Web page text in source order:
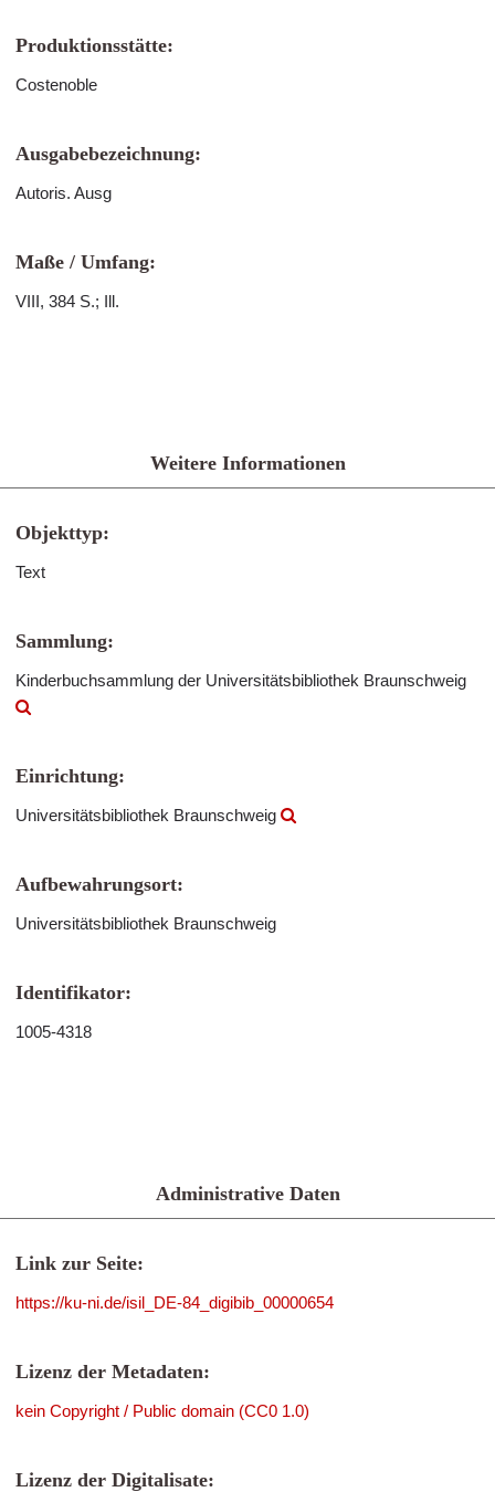
Produktionsstätte:
Costenoble
Ausgabebezeichnung:
Autoris. Ausg
Maße / Umfang:
VIII, 384 S.; Ill.
Weitere Informationen
Objekttyp:
Text
Sammlung:
Kinderbuchsammlung der Universitätsbibliothek Braunschweig
Einrichtung:
Universitätsbibliothek Braunschweig
Aufbewahrungsort:
Universitätsbibliothek Braunschweig
Identifikator:
1005-4318
Administrative Daten
Link zur Seite:
https://ku-ni.de/isil_DE-84_digibib_00000654
Lizenz der Metadaten:
kein Copyright / Public domain (CC0 1.0)
Lizenz der Digitalisate: